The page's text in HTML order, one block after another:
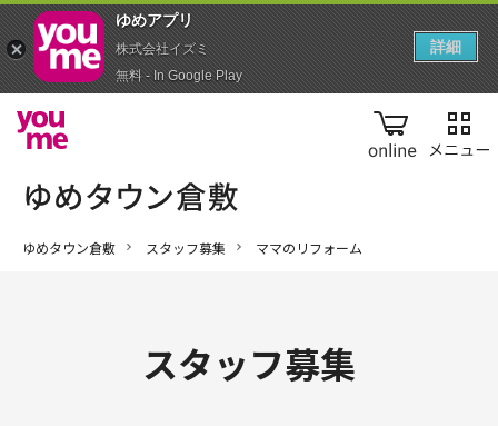
online
ゆめタウン倉敷 スタッフ募集 ママのリフォーム
スタッフ募集
ゆめアプ‪リ‬
株式会社イズミ
無料 - In Google Play
詳細